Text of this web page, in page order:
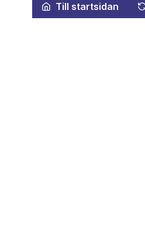
Till startsidan